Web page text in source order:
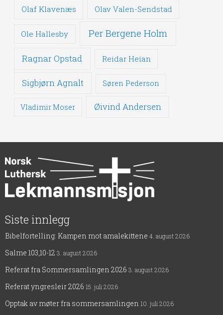
Olaf Klavenæs Olav Valen-Sendstad
Ole Hallesby Per Bergene Holm
Ragnar Opstad Reidar Heian
Sigbjørn Agnalt Søren Pederson
Vladimir Moser Øivind Andersen
Siste innlegg
Bibelfortelling: Kampen mot amalekittene 4. august 2026
Salme 103,10-12 3. august 2026
Referat fra Sommersamlingen 2026 3. august 2026
Referat yngresleir 2026 15. juli 2026
Opptak av møter fra sommersamlingen 10. juli 2026